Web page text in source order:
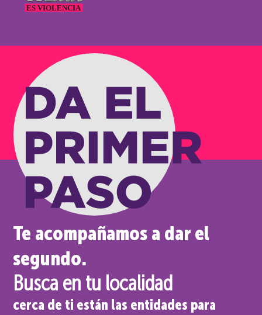
Te acompañamos a dar el
segundo.
Busca en tu localidad
cerca de ti están las entidades para